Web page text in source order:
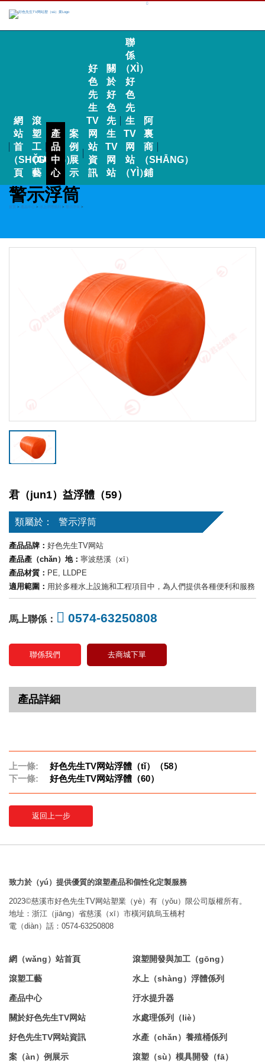
網
站
首
（SHǑU）
頁
滾
塑
工
（GŌNG）
藝
產
品
中
心
案
例
展
示
好
色
先
生
TV
网
站
資
訊
關
於
好
色
先
生
TV
网
站
聯
係
（XÌ）
好
色
先
生
TV
网
站
（YÌ）
阿
裏
商
（SHĀNG）
鋪
警示浮筒
首頁 > 產品中心 > 水上浮體係列 > 警示浮筒 >
君（jun1）益浮體（59）
類屬於： 警示浮筒
產品品牌： 好色先生TV网站
產品產（chǎn）地： 寧波慈溪（xī）
產品材質： PE, LLDPE
適用範圍： 用於多種水上設施和工程項目中，為人們提供各種便利和服務
馬上聯係： 0574-63250808
聯係我們 去商城下單
產品詳細
上一條:
好色先生TV网站浮體（tǐ）（58）
下一條:
好色先生TV网站浮體（60）
返回上一步
致力於（yú）提供優質的滾塑產品和個性化定製服務
2023©慈溪市好色先生TV网站塑業（yè）有（yǒu）限公司版權所有。
地址：浙江（jiāng）省慈溪（xī）市橫河鎮烏玉橋村
電（diàn）話：0574-63250808
網（wǎng）站首頁
滾塑工藝
產品中心
關於好色先生TV网站
好色先生TV网站資訊
案（àn）例展示
滾塑開發與加工（gōng）
水上（shàng）浮體係列
汙水提升器
水處理係列（liè）
水產（chǎn）養殖桶係列
滾塑（sù）模具開發（fā）